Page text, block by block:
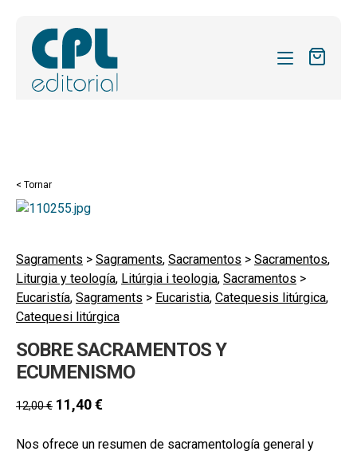
REVISTES
FORMES
el
ACTUALITAT
el
BLOG
EL MEU COMPTE
CERCAR
< Tornar
Sagraments > Sagraments, Sacramentos > Sacramentos,
Liturgia y teología, Litúrgia i teologia, Sacramentos >
Eucaristía, Sagraments > Eucaristia, Catequesis litúrgica,
Catequesi litúrgica
SOBRE SACRAMENTOS Y
ECUMENISMO
12,00€ 11,40€
Nos ofrece un resumen de sacramentología general y